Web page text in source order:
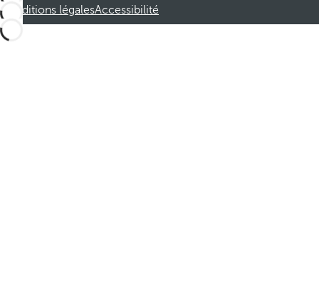
Conditions légalesAccessibilité